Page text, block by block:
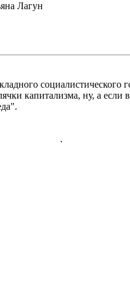
Лагун
социалистического
капитализма, ну, а
.